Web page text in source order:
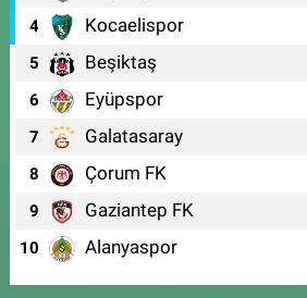
4 Kocaelispor
5 Beşiktaş
6 Eyüpspor
7 Galatasaray
8 Çorum FK
9 Gaziantep FK
10 Alanyaspor